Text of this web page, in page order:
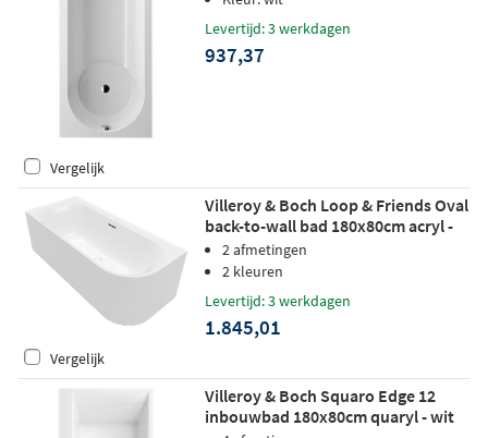
Levertijd: 3 werkdagen
937,37
Vergelijk
Villeroy & Boch Loop & Friends Oval
back-to-wall bad 180x80cm acryl -
hoek links - Stone White
2 afmetingen
2 kleuren
Levertijd: 3 werkdagen
1.845,01
Vergelijk
Villeroy & Boch Squaro Edge 12
inbouwbad 180x80cm quaryl - wit